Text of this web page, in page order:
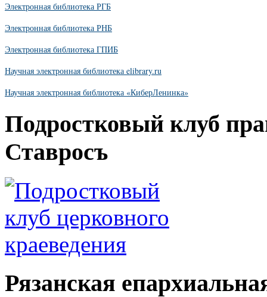
Электронная библиотека РГБ
Электронная библиотека РНБ
Электронная библиотека ГПИБ
Научная электронная библиотека elibrary.ru
Научная электронная библиотека «КиберЛенинка»
Подростковый клуб
Ставросъ
Рязанская